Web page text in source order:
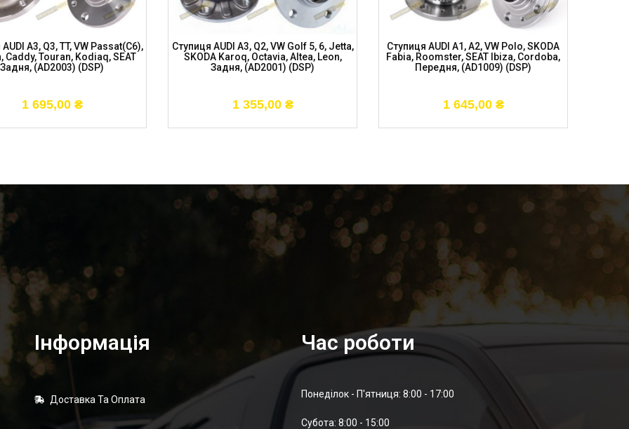
A3, Q3, TT, VW Passat(C6),
Caddy, Touran, Kodiaq, SEAT
Задня, (AD2003) (DSP)
1 695,00 ₴
Ступиця AUDI A3, Q2, VW Golf 5, 6, Jetta,
SKODA Karoq, Octavia, Altea, Leon,
Задня, (AD2001) (DSP)
1 355,00 ₴
Ступиця AUDI A1, A2, VW Polo, SKODA
Fabia, Roomster, SEAT Ibiza, Cordoba,
Передня, (AD1009) (DSP)
1 645,00 ₴
Інформація
Доставка Та Оплата
Час роботи
Понеділок - П'ятниця: 8:00 - 17:00
Суботa: 8:00 - 15:00